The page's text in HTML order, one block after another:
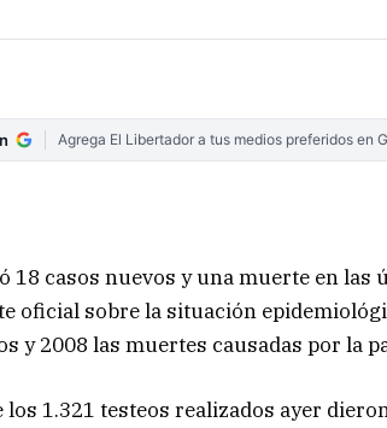
Agrega El Libertador a tus medios preferidos en
18 casos nuevos y una muerte en las
oficial sobre la situación
y 2008 las muertes causadas por la
los 1.321 testeos realizados ayer